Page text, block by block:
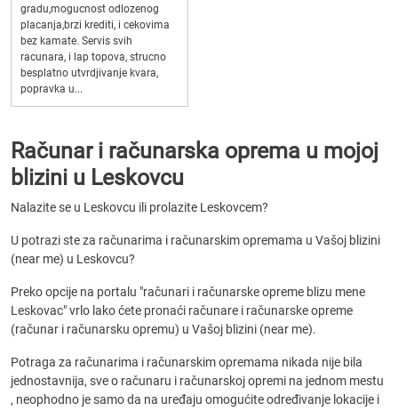
gradu,mogucnost odlozenog
placanja,brzi krediti, i cekovima
bez kamate. Servis svih
racunara, i lap topova, strucno
besplatno utvrdjivanje kvara,
popravka u...
Računar i računarska oprema u mojoj
blizini u Leskovcu
Nalazite se u Leskovcu ili prolazite Leskovcem?
U potrazi ste za računarima i računarskim opremama u Vašoj blizini
(near me) u Leskovcu?
Preko opcije na portalu "računari i računarske opreme blizu mene
Leskovac" vrlo lako ćete pronaći računare i računarske opreme
(računar i računarsku opremu) u Vašoj blizini (near me).
Potraga za računarima i računarskim opremama nikada nije bila
jednostavnija, sve o računaru i računarskoj opremi na jednom mestu
, neophodno je samo da na uređaju omogućite određivanje lokacije i